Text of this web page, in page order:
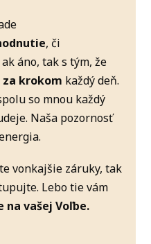
, či
áno, tak s tým, že
krokom každý deň.
so mnou každý
Naša pozornosť
vonkajšie záruky, tak
Lebo tie vám
na vašej Voľbe.